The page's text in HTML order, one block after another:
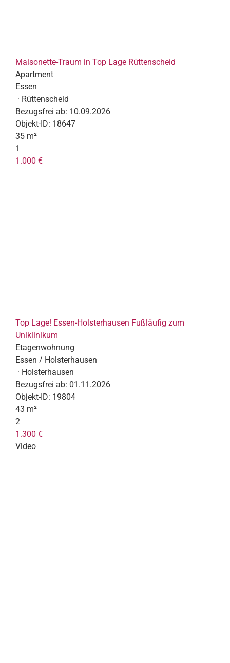
Maisonette-Traum in Top Lage Rüttenscheid
Apartment
Essen
· Rüttenscheid
Bezugsfrei ab: 10.09.2026
Objekt-ID: 18647
35 m²
1
1.000 €
Top Lage! Essen-Holsterhausen Fußläufig zum
Uniklinikum
Etagenwohnung
Essen / Holsterhausen
· Holsterhausen
Bezugsfrei ab: 01.11.2026
Objekt-ID: 19804
43 m²
2
1.300 €
Video